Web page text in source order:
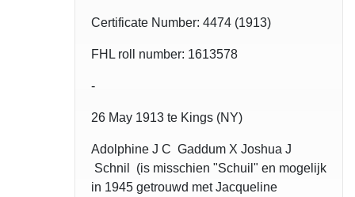
Certificate Number: 4474 (1913)
FHL roll number: 1613578
-
26 May 1913 te Kings (NY)
Adolphine J C Gaddum X Joshua J
Schnil (is misschien "Schuil" en mogelijk
in 1945 getrouwd met Jacqueline